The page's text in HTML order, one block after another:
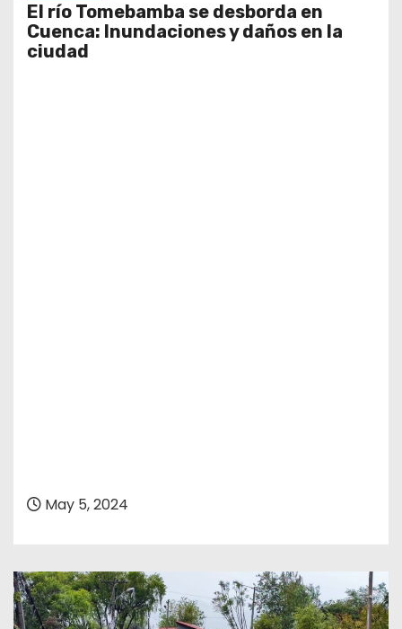
El río Tomebamba se desborda en
Cuenca: Inundaciones y daños en la
ciudad
May 5, 2024